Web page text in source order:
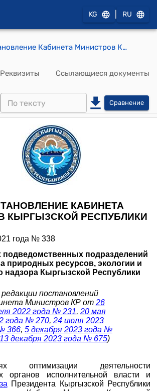
KG RU
Постановление Кабинета Министров Кыргызской Республики от 24 декабря 2021 года № 338 "О вопросах подведомственных подразделений Министерства природных ресурсов, экологии и технического надзора Кыргызской Республики"
Реквизиты Ссылающиеся документы
Сравнение